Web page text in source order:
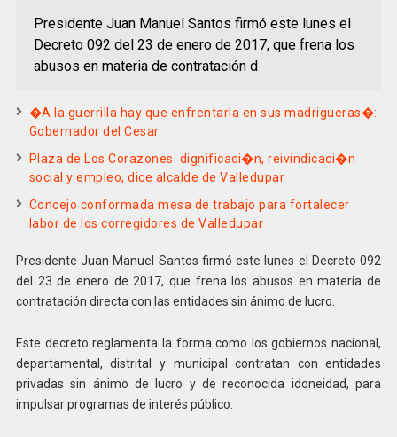
Presidente Juan Manuel Santos firmó este lunes el
Decreto 092 del 23 de enero de 2017, que frena los
abusos en materia de contratación d
�A la guerrilla hay que enfrentarla en sus madrigueras�:
Gobernador del Cesar
Plaza de Los Corazones: dignificaci�n, reivindicaci�n
social y empleo, dice alcalde de Valledupar
Concejo conformada mesa de trabajo para fortalecer
labor de los corregidores de Valledupar
Presidente Juan Manuel Santos firmó este lunes el Decreto 092
del 23 de enero de 2017, que frena los abusos en materia de
contratación directa con las entidades sin ánimo de lucro.
Este decreto reglamenta la forma como los gobiernos nacional,
departamental, distrital y municipal contratan con entidades
privadas sin ánimo de lucro y de reconocida idoneidad, para
impulsar programas de interés público.